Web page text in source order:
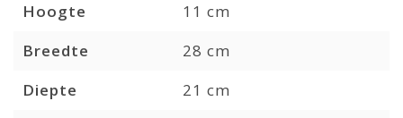
Hoogte
11 cm
Breedte
28 cm
Diepte
21 cm